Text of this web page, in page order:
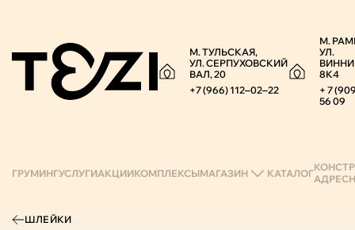
М. ТУЛЬСКАЯ,
УЛ. СЕРПУХОВСКИЙ
ВАЛ, 20
+7 (966) 112‒02‒22
М.
УЛ.
8К4
+ 7
56 09
ГРУМИНГУСЛУГИАКЦИИКОМПЛЕКСЫМАГАЗИН КАТАЛОГ
ШЛЕЙКИ